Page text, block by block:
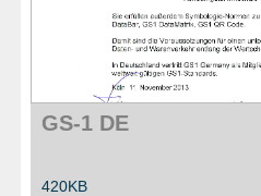
GS-1 DE
420KB